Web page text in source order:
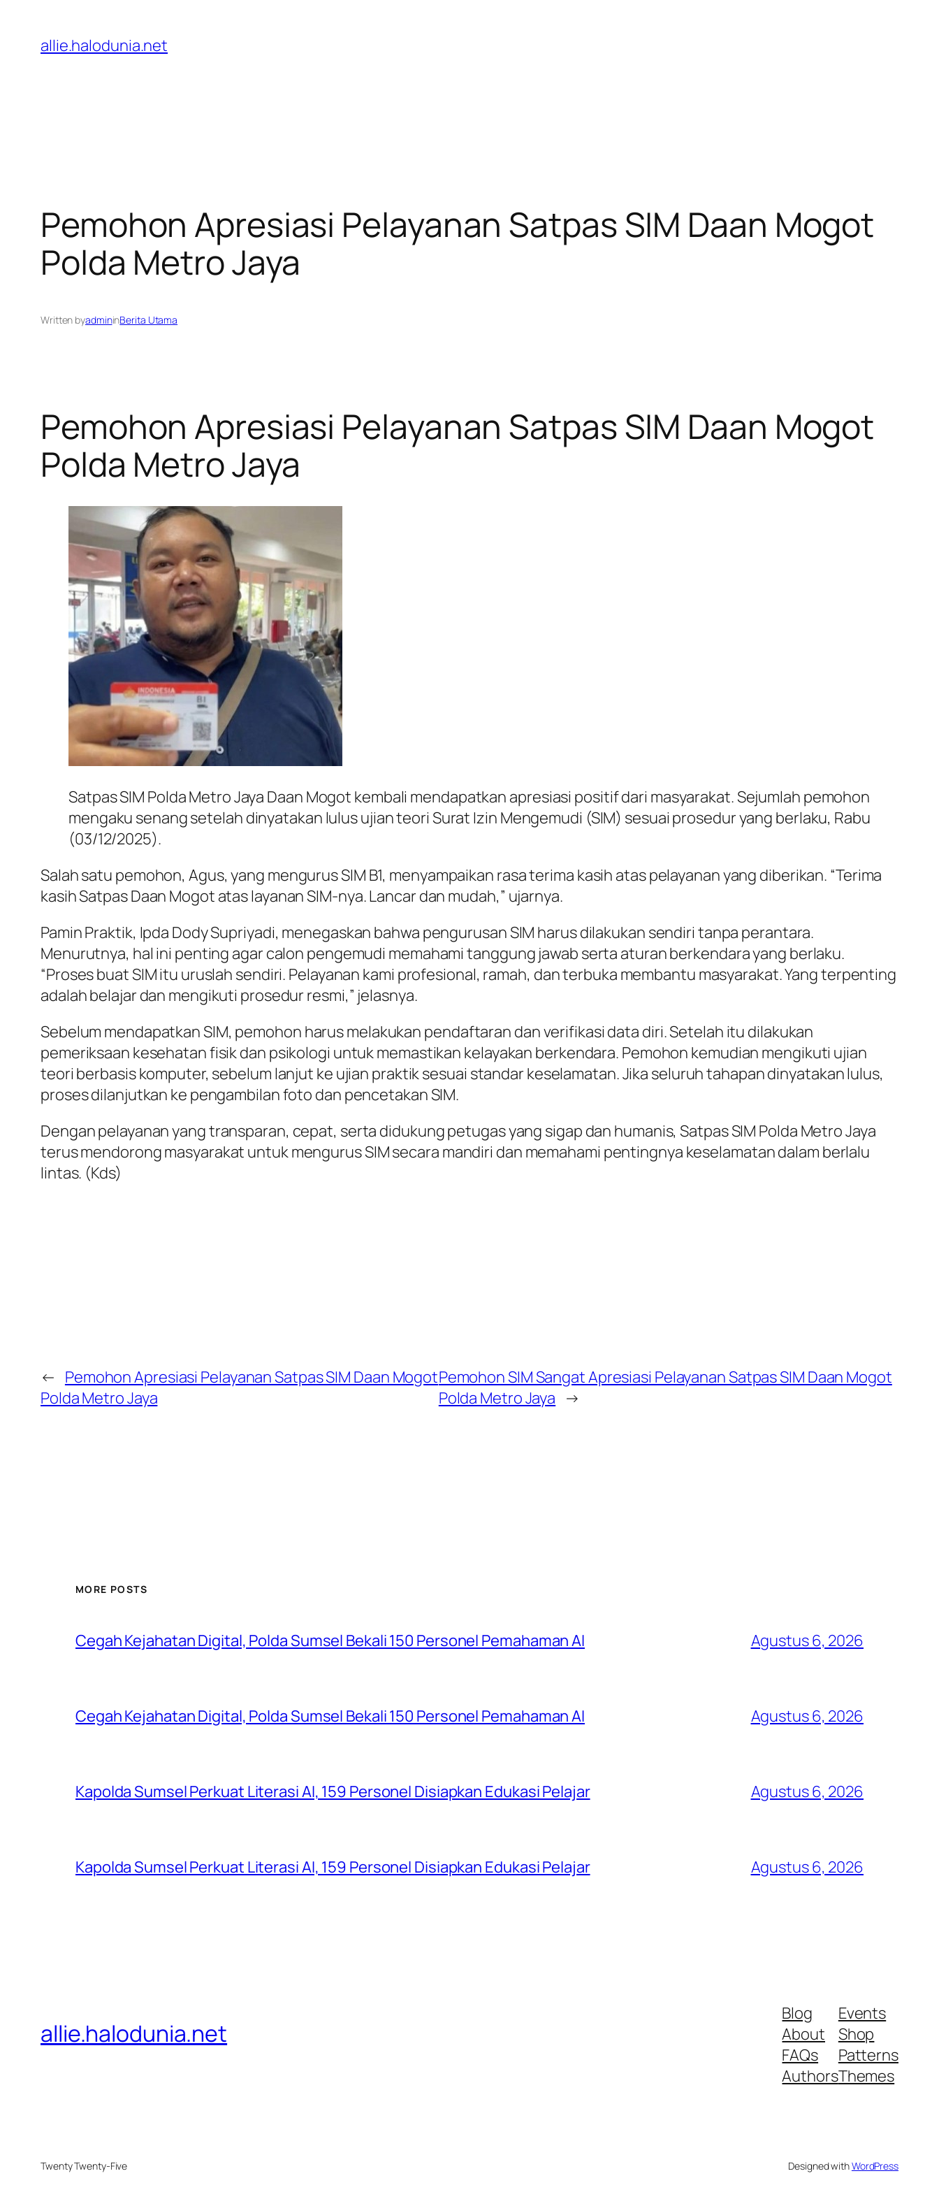
konten
allie.halodunia.net
Pemohon Apresiasi Pelayanan Satpas SIM Daan Mogot
Polda Metro Jaya
Written byadmininBerita Utama
Pemohon Apresiasi Pelayanan Satpas SIM Daan Mogot
Polda Metro Jaya
Satpas SIM Polda Metro Jaya Daan Mogot kembali mendapatkan apresiasi positif dari masyarakat. Sejumlah pemohon
mengaku senang setelah dinyatakan lulus ujian teori Surat Izin Mengemudi (SIM) sesuai prosedur yang berlaku, Rabu
(03/12/2025).
Salah satu pemohon, Agus, yang mengurus SIM B1, menyampaikan rasa terima kasih atas pelayanan yang diberikan. “Terima
kasih Satpas Daan Mogot atas layanan SIM-nya. Lancar dan mudah,” ujarnya.
Pamin Praktik, Ipda Dody Supriyadi, menegaskan bahwa pengurusan SIM harus dilakukan sendiri tanpa perantara.
Menurutnya, hal ini penting agar calon pengemudi memahami tanggung jawab serta aturan berkendara yang berlaku.
“Proses buat SIM itu uruslah sendiri. Pelayanan kami profesional, ramah, dan terbuka membantu masyarakat. Yang terpenting
adalah belajar dan mengikuti prosedur resmi,” jelasnya.
Sebelum mendapatkan SIM, pemohon harus melakukan pendaftaran dan verifikasi data diri. Setelah itu dilakukan
pemeriksaan kesehatan fisik dan psikologi untuk memastikan kelayakan berkendara. Pemohon kemudian mengikuti ujian
teori berbasis komputer, sebelum lanjut ke ujian praktik sesuai standar keselamatan. Jika seluruh tahapan dinyatakan lulus,
proses dilanjutkan ke pengambilan foto dan pencetakan SIM.
Dengan pelayanan yang transparan, cepat, serta didukung petugas yang sigap dan humanis, Satpas SIM Polda Metro Jaya
terus mendorong masyarakat untuk mengurus SIM secara mandiri dan memahami pentingnya keselamatan dalam berlalu
lintas. (Kds)
← Pemohon Apresiasi Pelayanan Satpas SIM Daan Mogot
Polda Metro Jaya
Pemohon SIM Sangat Apresiasi Pelayanan Satpas SIM Daan Mogot
Polda Metro Jaya →
MORE POSTS
Cegah Kejahatan Digital, Polda Sumsel Bekali 150 Personel Pemahaman AI Agustus 6, 2026
Cegah Kejahatan Digital, Polda Sumsel Bekali 150 Personel Pemahaman AI Agustus 6, 2026
Kapolda Sumsel Perkuat Literasi AI, 159 Personel Disiapkan Edukasi Pelajar Agustus 6, 2026
Kapolda Sumsel Perkuat Literasi AI, 159 Personel Disiapkan Edukasi Pelajar Agustus 6, 2026
allie.halodunia.net
Blog
About
FAQs
Authors
Events
Shop
Patterns
Themes
Twenty Twenty-Five Designed withWordPress